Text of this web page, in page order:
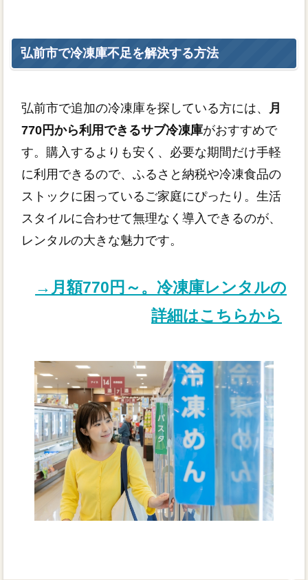
弘前市で冷凍庫不足を解決する方法
弘前市で追加の冷凍庫を探している方には、
月
770円から利用できるサブ冷凍庫がおすすめで
す。購入するよりも安く、必要な期間だけ手軽
に利用できるので、ふるさと納税や冷凍食品の
ストックに困っているご家庭にぴったり。生活
スタイルに合わせて無理なく導入できるのが、
レンタルの大きな魅力です。
→月額770円～。冷凍庫レンタルの
詳細はこちらから